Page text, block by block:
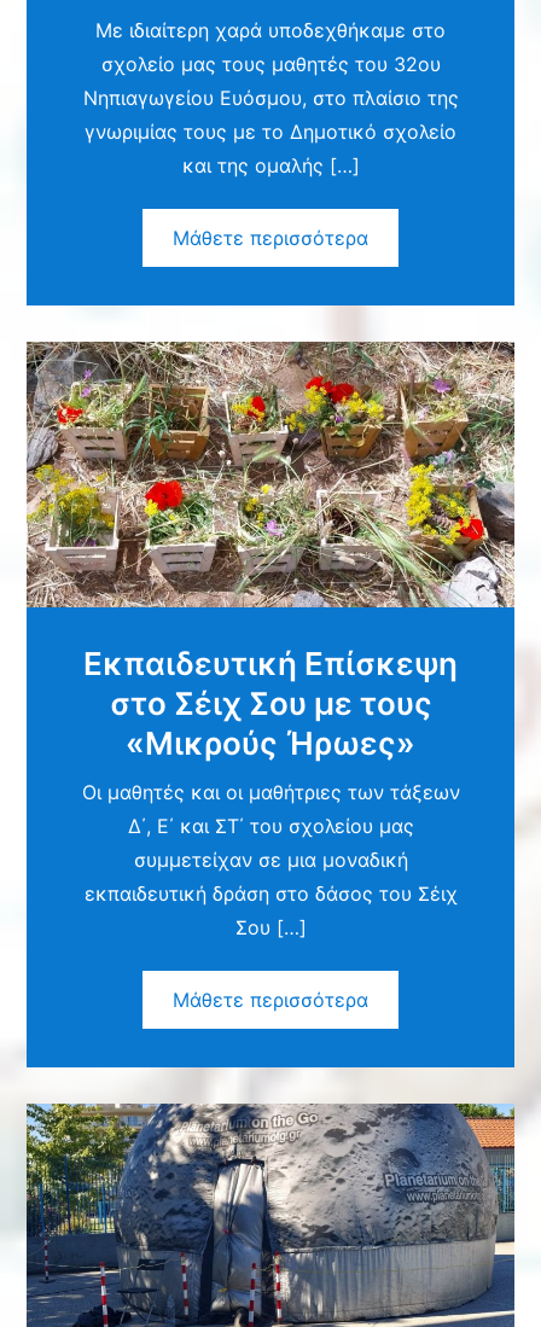
Με ιδιαίτερη χαρά υποδεχθήκαμε στο
σχολείο μας τους μαθητές του 32ου
Νηπιαγωγείου Ευόσμου, στο πλαίσιο της
γνωριμίας τους με το Δημοτικό σχολείο
και της ομαλής […]
Μάθετε περισσότερα
Εκπαιδευτική Επίσκεψη
στο Σέιχ Σου με τους
«Μικρούς Ήρωες»
Οι μαθητές και οι μαθήτριες των τάξεων
Δ΄, Ε΄ και ΣΤ΄ του σχολείου μας
συμμετείχαν σε μια μοναδική
εκπαιδευτική δράση στο δάσος του Σέιχ
Σου […]
Μάθετε περισσότερα